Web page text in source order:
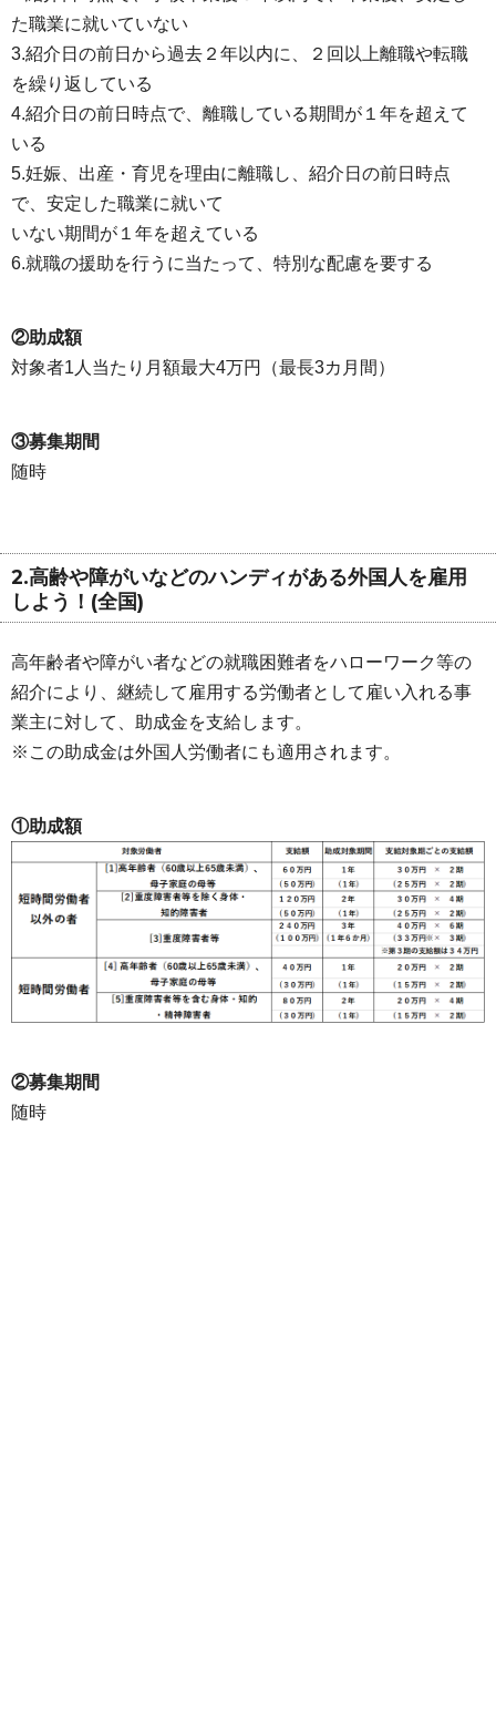
た職業に就いていない
3.紹介日の前日から過去２年以内に、２回以上離職や転職
を繰り返している
4.紹介日の前日時点で、離職している期間が１年を超えて
いる
5.妊娠、出産・育児を理由に離職し、紹介日の前日時点
で、安定した職業に就いて
いない期間が１年を超えている
6.就職の援助を行うに当たって、特別な配慮を要する
②助成額
対象者1人当たり月額最大4万円（最長3カ月間）
③募集期間
随時
2.高齢や障がいなどのハンディがある外国人を雇用
しよう！(全国)
高年齢者や障がい者などの就職困難者をハローワーク等の
紹介により、継続して雇用する労働者として雇い入れる事
業主に対して、助成金を支給します。
※この助成金は外国人労働者にも適用されます。
①助成額
②募集期間
随時